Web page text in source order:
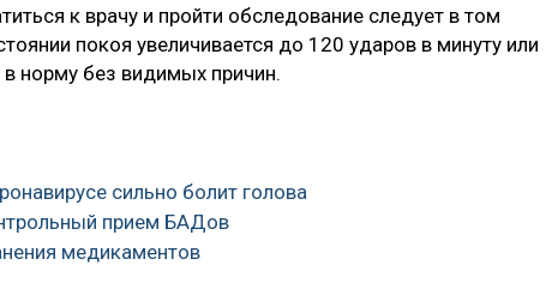
к врачу и пройти обследование следует в том
покоя увеличивается до 120 ударов в минуту или
в норму без видимых причин.
сильно болит голова
прием БАДов
медикаментов